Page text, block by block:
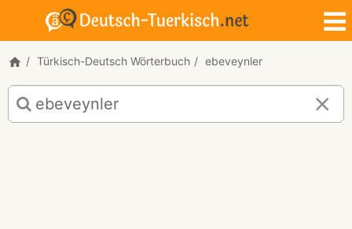
Türkisch-Deutsch Wörterbuch ebeveynler
Türkisch-
Deutsch
Übersetzung